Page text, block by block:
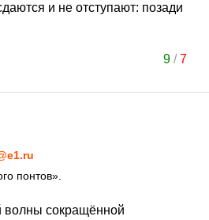
и не отступают: позади
9/7
понтов».
волны сокращённой